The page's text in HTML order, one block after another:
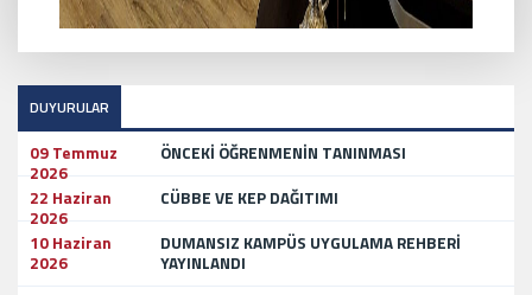
DUYURULAR
09 Temmuz
2026
ÖNCEKİ ÖĞRENMENİN TANINMASI
22 Haziran
2026
CÜBBE VE KEP DAĞITIMI
10 Haziran
2026
DUMANSIZ KAMPÜS UYGULAMA REHBERİ
YAYINLANDI